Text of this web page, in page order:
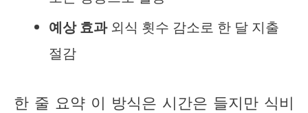
예상 효과외식 횟수 감소로 한 달 지출
절감
한 줄 요약 이 방식은 시간은 들지만 식비